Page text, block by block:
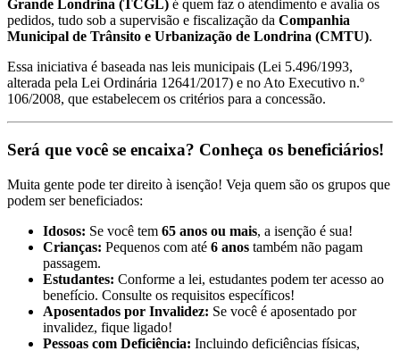
Grande Londrina (TCGL) é quem faz o atendimento e avalia os
pedidos, tudo sob a supervisão e fiscalização da Companhia
Municipal de Trânsito e Urbanização de Londrina (CMTU).
Essa iniciativa é baseada nas leis municipais (Lei 5.496/1993,
alterada pela Lei Ordinária 12641/2017) e no Ato Executivo n.º
106/2008, que estabelecem os critérios para a concessão.
Será que você se encaixa? Conheça os beneficiários!
Muita gente pode ter direito à isenção! Veja quem são os grupos que
podem ser beneficiados:
Idosos: Se você tem 65 anos ou mais, a isenção é sua!
Crianças: Pequenos com até 6 anos também não pagam
passagem.
Estudantes: Conforme a lei, estudantes podem ter acesso ao
benefício. Consulte os requisitos específicos!
Aposentados por Invalidez: Se você é aposentado por
invalidez, fique ligado!
Pessoas com Deficiência: Incluindo deficiências físicas,